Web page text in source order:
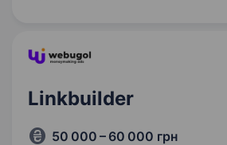
як ексклюзивні, так і доступні
освітлення.…
Linkbuilder
50 000 – 60 000 грн